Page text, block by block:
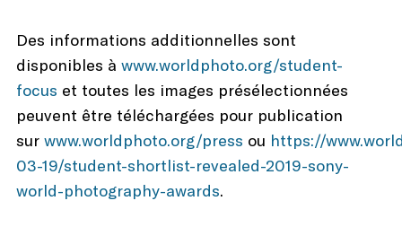
Des informations additionnelles sont
disponibles à www.worldphoto.org/student-
focus et toutes les images présélectionnées
peuvent être téléchargées pour publication
sur www.worldphoto.org/press ou https://
03-19/student-shortlist-revealed-2019-sony-
world-photography-awards.